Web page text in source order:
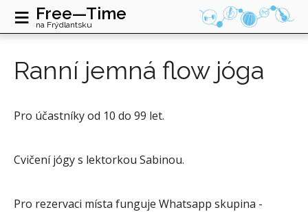
≡ Free—Time
na Frýdlantsku
Ranní jemná flow jóga
Pro účastníky od 10 do 99 let.
Cvičení jógy s lektorkou Sabinou.
Pro rezervaci místa funguje Whatsapp skupina -